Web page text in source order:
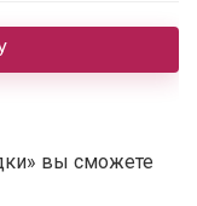
вы сможете